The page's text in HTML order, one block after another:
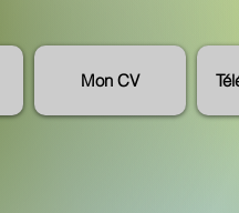
Mon CV